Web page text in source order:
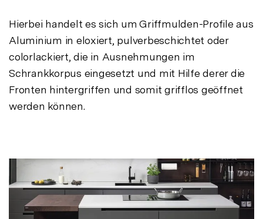
Hierbei handelt es sich um Griffmulden-Profile aus
Aluminium in eloxiert, pulverbeschichtet oder
colorlackiert, die in Ausnehmungen im
Schrankkorpus eingesetzt und mit Hilfe derer die
Fronten hintergriffen und somit grifflos geöffnet
werden können.